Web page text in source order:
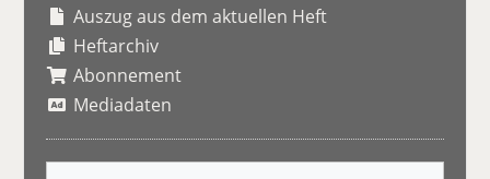
Auszug aus dem aktuellen Heft
Heftarchiv
Abonnement
Mediadaten